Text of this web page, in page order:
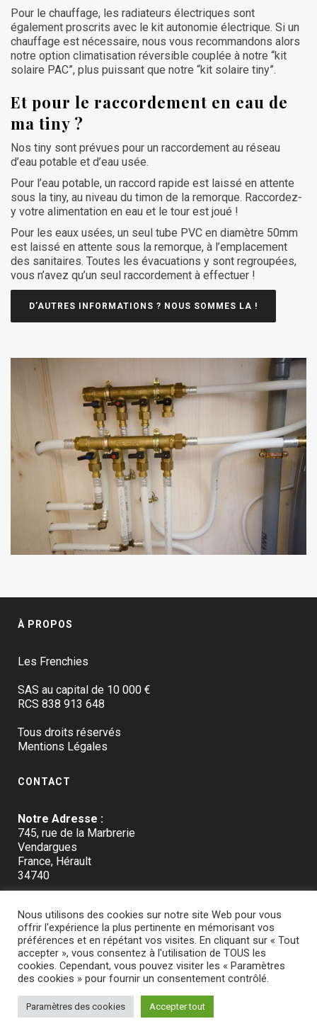
Pour le chauffage, les radiateurs électriques sont
également proscrits avec le kit autonomie électrique. Si un
chauffage est nécessaire, nous vous recommandons alors
notre option climatisation réversible couplée à notre “kit
solaire PAC”, plus puissant que notre “kit solaire tiny”.
Et pour le raccordement en eau de
ma tiny ?
Nos tiny sont prévues pour un raccordement au réseau
d’eau potable et d’eau usée.
Pour l’eau potable, un raccord rapide est laissé en attente
sous la tiny, au niveau du timon de la remorque. Raccordez-
y votre alimentation en eau et le tour est joué !
Pour les eaux usées, un seul tube PVC en diamètre 50mm
est laissé en attente sous la remorque, à l’emplacement
des sanitaires. Toutes les évacuations y sont regroupées,
vous n’avez qu’un seul raccordement à effectuer !
D’AUTRES INFORMATIONS ? NOUS SOMMES LA !
À PROPOS
Les Frenchies
SAS au capital de 10 000 €
RCS 838 913 648
Tous droits réservés
Mentions Légales
CONTACT
Notre Adresse :
745, rue de la Marbrerie
Vendargues
France, Hérault
34740
04.67.40.22.93
Horaires :
Lun - Ven : 9h à 17h
Sam - Dim : repos
Nous utilisons des cookies sur notre site Web pour vous
offrir l'expérience la plus pertinente en mémorisant vos
préférences et en répétant vos visites. En cliquant sur « Tout
accepter », vous consentez à l'utilisation de TOUS les
cookies. Cependant, vous pouvez visiter les « Paramètres
des cookies » pour fournir un consentement contrôlé.
Paramètres des cookies Accepter tout